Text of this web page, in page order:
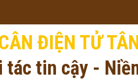
ĐIỆN TỬ
tác tin cậy -